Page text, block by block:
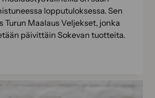
lopputuloksessa. Sen
Turun Maalaus Veljekset, jonka
päivittäin Sokevan tuotteita.